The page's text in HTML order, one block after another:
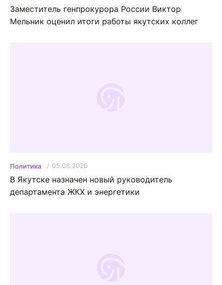
Заместитель генпрокурора России Виктор
Мельник оценил итоги работы якутских коллег
Политика 05.08.2026
В Якутске назначен новый руководитель
департамента ЖКХ и энергетики